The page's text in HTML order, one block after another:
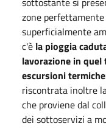
zone
superficialmente
c'è la pioggia
lavorazione in
escursioni
riscontrata inoltre
che proviene dal
dei sottoservizi a